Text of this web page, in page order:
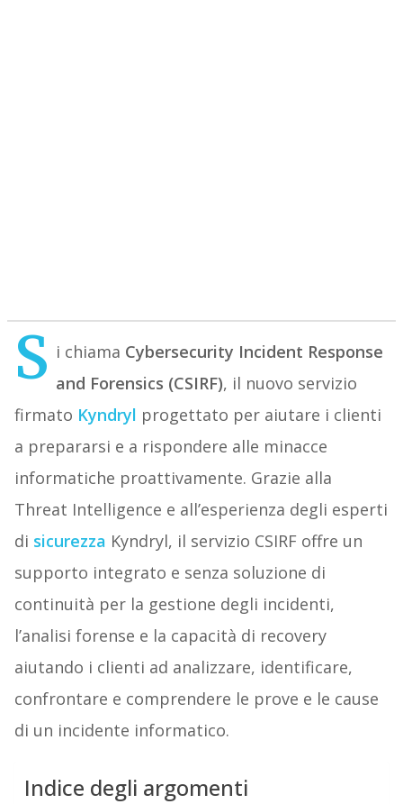
S i chiama Cybersecurity Incident Response
and Forensics (CSIRF), il nuovo servizio
firmato Kyndryl progettato per aiutare i clienti
a prepararsi e a rispondere alle minacce
informatiche proattivamente. Grazie alla
Threat Intelligence e all’esperienza degli esperti
di sicurezza Kyndryl, il servizio CSIRF offre un
supporto integrato e senza soluzione di
continuità per la gestione degli incidenti,
l’analisi forense e la capacità di recovery
aiutando i clienti ad analizzare, identificare,
confrontare e comprendere le prove e le cause
di un incidente informatico.
Indice degli argomenti